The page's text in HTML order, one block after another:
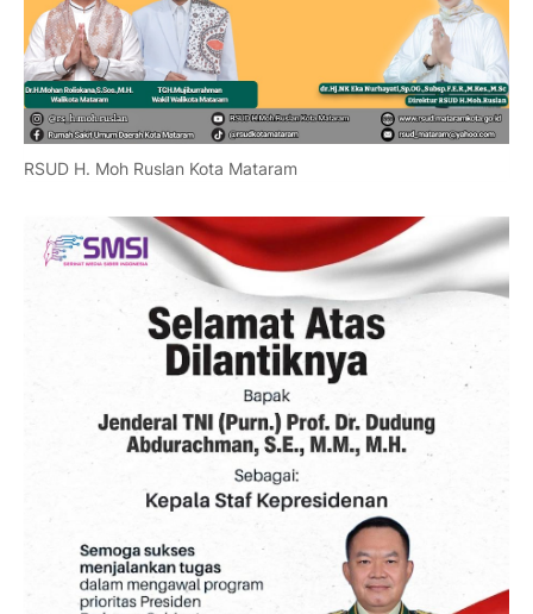
RSUD H. Moh Ruslan Kota Mataram